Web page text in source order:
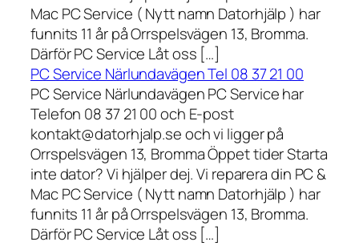
Mac PC Service ( Nytt namn Datorhjälp ) har
funnits 11 år på Orrspelsvägen 13, Bromma.
Därför PC Service Låt oss […]
PC Service Närlundavägen Tel 08 37 21 00
PC Service Närlundavägen PC Service har
Telefon 08 37 21 00 och E-post
kontakt@datorhjalp.se och vi ligger på
Orrspelsvägen 13, Bromma Öppet tider Starta
inte dator? Vi hjälper dej. Vi reparera din PC &
Mac PC Service ( Nytt namn Datorhjälp ) har
funnits 11 år på Orrspelsvägen 13, Bromma.
Därför PC Service Låt oss […]